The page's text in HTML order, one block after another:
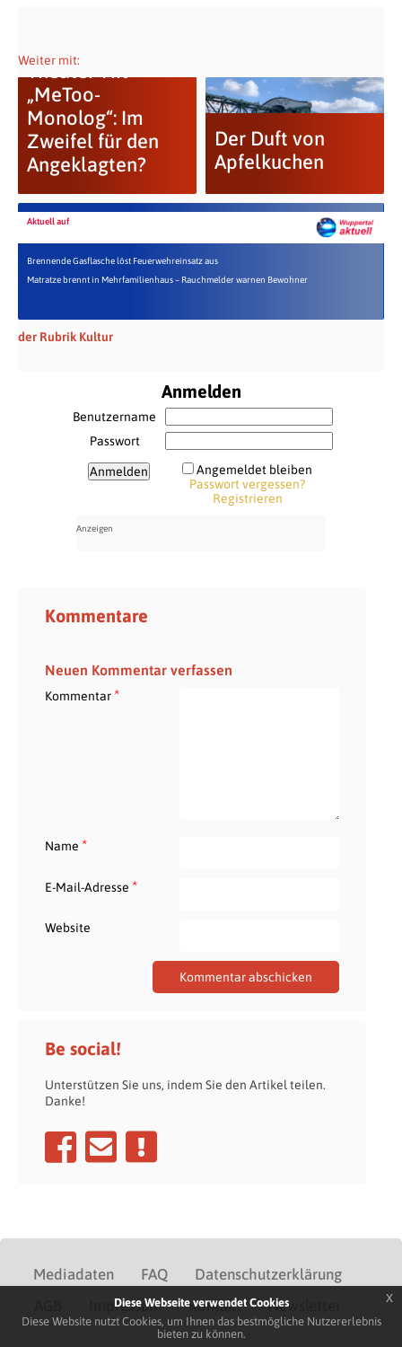
Weiter mit:
Theater-Hit
„MeToo-
Monolog“: Im
Zweifel für den
Angeklagten?
Der Duft von
Apfelkuchen
Aktuell auf
Brennende Gasflasche löst Feuerwehreinsatz aus
Matratze brennt in Mehrfamilienhaus – Rauchmelder warnen Bewohner
der Rubrik Kultur
Anmelden
Benutzername
Passwort
Angemeldet bleiben
Passwort vergessen?
Registrieren
Kommentare
Neuen Kommentar verfassen
Kommentar*
Name *
E-Mail-Adresse *
Website
Be social!
Unterstützen Sie uns, indem Sie den Artikel teilen.
Danke!
Mediadaten FAQ
Datenschutzerklärung
Impressum Kontakt Newsletter
Diese Webseite verwendet Cookies
Diese Website nutzt Cookies, um Ihnen das bestmögliche Nutzererlebnis
bieten zu können.
x